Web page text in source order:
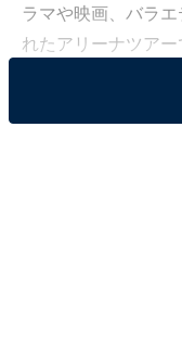
ラマや映画、バラ
れたアリーナツアー
ジュニアのグルー